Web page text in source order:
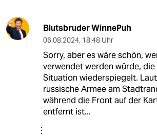
Blutsbruder WinnePuh
06.08.2024, 18:48 Uhr
Sorry, aber es wäre schön,
verwendet werden würde,
Situation wiederspiegelt.
russische Armee am
während die Front auf der
entfernt ist...